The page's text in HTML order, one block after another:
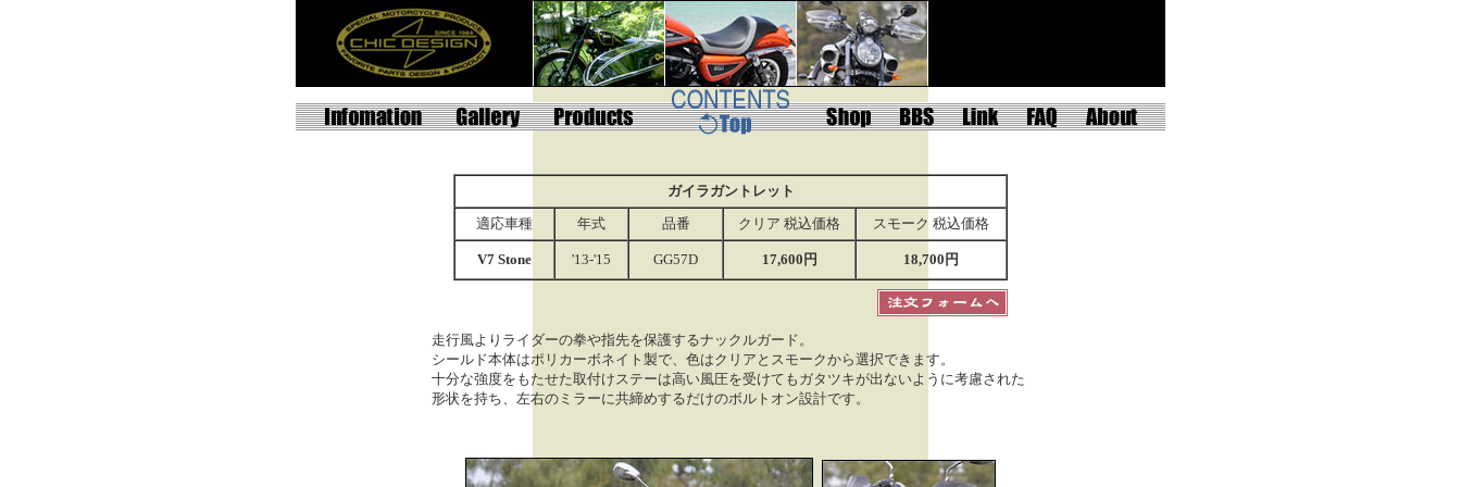
ガイラガントレット
適応車種
年式 品番 クリア 税込価格 スモーク 税込価格
V7 Stone '13-'15 GG57D 17,600円 18,700円
走行風よりライダーの拳や指先を保護するナックルガード。
シールド本体はポリカーボネイト製で、色はクリアとスモークから選択できます。
十分な強度をもたせた取付けステーは高い風圧を受けてもガタツキが出ないように考慮された
形状を持ち、左右のミラーに共締めするだけのボルトオン設計です。